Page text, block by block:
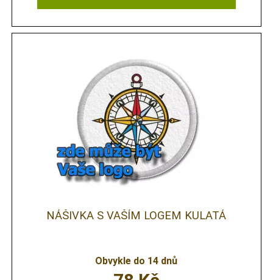
NÁŠIVKA S VAŠÍM LOGEM KULATÁ
Obvykle do 14 dnů